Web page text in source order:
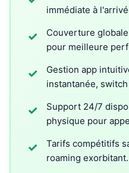
immédiate à
✓
Couverture
pour meilleure
✓
Gestion app
instantanée, switch
✓
Support 24/7
physique pour
✓
Tarifs compétitifs
roaming exorbitant.